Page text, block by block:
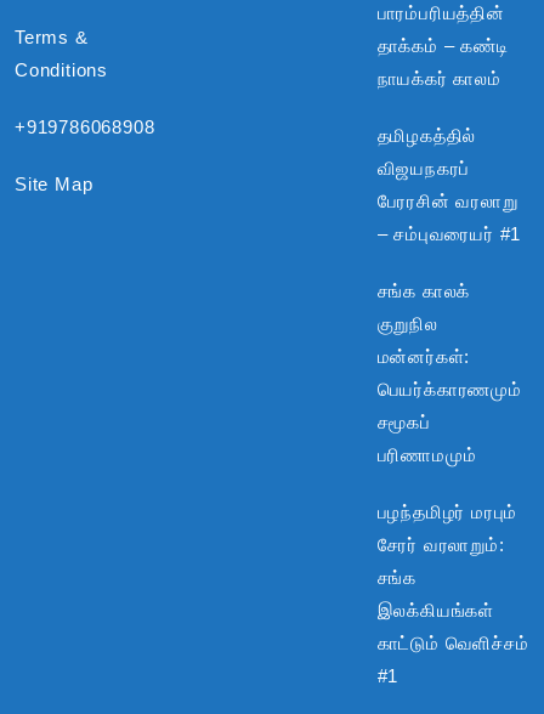
Terms &
Conditions
+919786068908
Site Map
பாரம்பரியத்தின்
தாக்கம் – கண்டி
நாயக்கர் காலம்
தமிழகத்தில்
விஜயநகரப்
பேரரசின் வரலாறு
– சம்புவரையர் #1
சங்க காலக்
குறுநில
மன்னர்கள்:
பெயர்க்காரணமும்
சமூகப்
பரிணாமமும்
பழந்தமிழர் மரபும்
சேரர் வரலாறும்:
சங்க
இலக்கியங்கள்
காட்டும் வெளிச்சம்
#1